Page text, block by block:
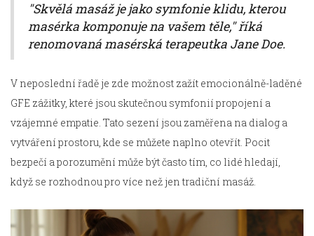
"Skvělá masáž je jako symfonie klidu, kterou
masérka komponuje na vašem těle," říká
renomovaná masérská terapeutka Jane Doe.
V neposlední řadě je zde možnost zažít emocionálně-laděné
GFE zážitky, které jsou skutečnou symfonií propojení a
vzájemné empatie. Tato sezení jsou zaměřena na dialog a
vytváření prostoru, kde se můžete naplno otevřít. Pocit
bezpečí a porozumění může být často tím, co lidé hledají,
když se rozhodnou pro více než jen tradiční masáž.